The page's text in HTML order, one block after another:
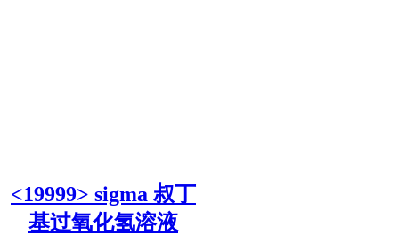
<19999> sigma 叔丁
基过氧化氢溶液